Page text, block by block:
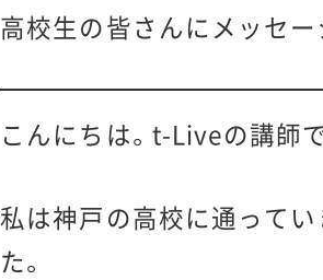
高校生の皆さんにメッセ
こんにちは。t-Liveの講師
私は神戸の高校に通って
た。